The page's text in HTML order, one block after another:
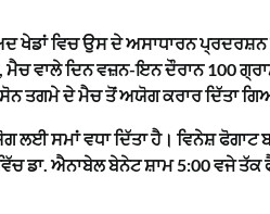
ਖੇਡਾਂ ਵਿਚ ਉਸ ਦੇ ਅਸਾਧਾਰਨ
ਵਾਲੇ ਦਿਨ ਵਜ਼ਨ-ਇਨ ਦੌਰਾਨ 100
ਤਗਮੇ ਦੇ ਮੈਚ ਤੋਂ ਅਯੋਗ ਕਰਾਰ ਦਿੱਤਾ
ਲਈ ਸਮਾਂ ਵਧਾ ਦਿੱਤਾ ਹੈ। ਵਿਨੇਸ਼ ਫੋਗਾਟ
ਡਾ. ਐਨਾਬੇਲ ਬੇਨੇਟ ਸ਼ਾਮ 5:00 ਵਜੇ